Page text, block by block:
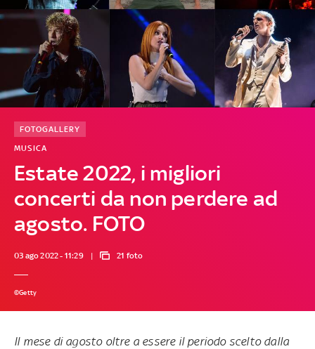
Estate 2022, i migliori
concerti da non perdere ad
agosto. FOTO
MUSICA
FOTOGALLERY
03 ago 2022 - 11:29 21 foto
©Getty
Il mese di agosto oltre a essere il periodo scelto dalla